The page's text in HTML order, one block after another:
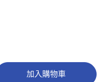
加入購物車